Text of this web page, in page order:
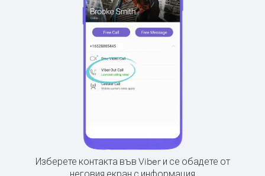
Изберете контакта във Viber и се обадете от
неговия екран с информация